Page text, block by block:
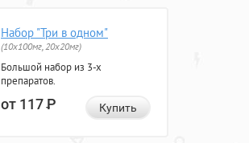
Набор "Три в одном"
(10x100мг, 20x20мг)
Большой набор из 3-х
препаратов.
от 117Р Купить